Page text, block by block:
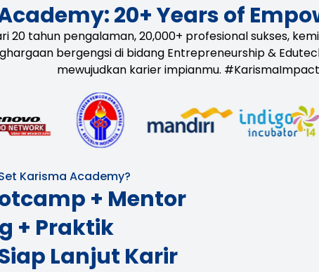
20+ Years of
20 tahun pengalaman, 20,000+ profesional sukses,
bergengsi di bidang Entrepreneurship &
mewujudkan karier impianmu. #KarismaImpact
Karisma Academy?
+ Mentor
+ Praktik
Lanjut Karir